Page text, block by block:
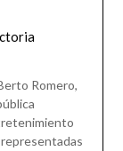
Romero,